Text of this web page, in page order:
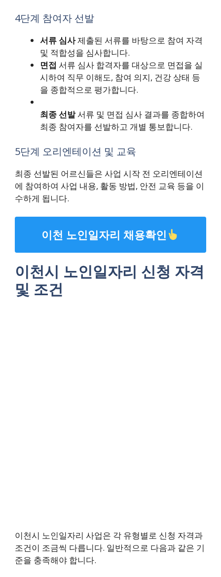
4단계 참여자 선발
서류 심사제출된 서류를 바탕으로 참여 자격
및 적합성을 심사합니다.
면접 서류 심사 합격자를 대상으로 면접을 실
시하여 직무 이해도, 참여 의지, 건강 상태 등
을 종합적으로 평가합니다.
최종 선발서류 및 면접 심사 결과를 종합하여
최종 참여자를 선발하고 개별 통보합니다.
5단계 오리엔테이션 및 교육
최종 선발된 어르신들은 사업 시작 전 오리엔테이션
에 참여하여 사업 내용, 활동 방법, 안전 교육 등을 이
수하게 됩니다.
이천 노인일자리 채용확인
이천시 노인일자리 신청 자격
및 조건
이천시 노인일자리 사업은 각 유형별로 신청 자격과
조건이 조금씩 다릅니다. 일반적으로 다음과 같은 기
준을 충족해야 합니다.